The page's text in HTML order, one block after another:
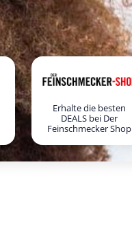
Erhalte die besten
DEALS bei Der
Feinschmecker Shop